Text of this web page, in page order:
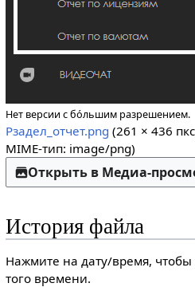
Нет версии с бо́льшим разрешением.
Рзадел_отчет.png (261 × 436
MIME-тип: image/png)
Открыть в Медиа-
История файла
Нажмите на дату/время,
того времени.